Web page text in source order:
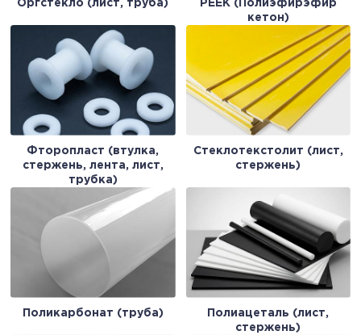
Оргстекло (лист, труба)
PEEK (Полиэфирэфир
кетон)
Фторопласт (втулка,
стержень, лента, лист,
трубка)
Стеклотекстолит (лист,
стержень)
Поликарбонат (труба)
Полиацеталь (лист,
стержень)